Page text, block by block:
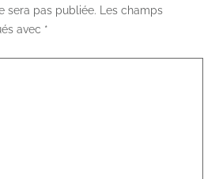
sera pas publiée. Les champs
avec *